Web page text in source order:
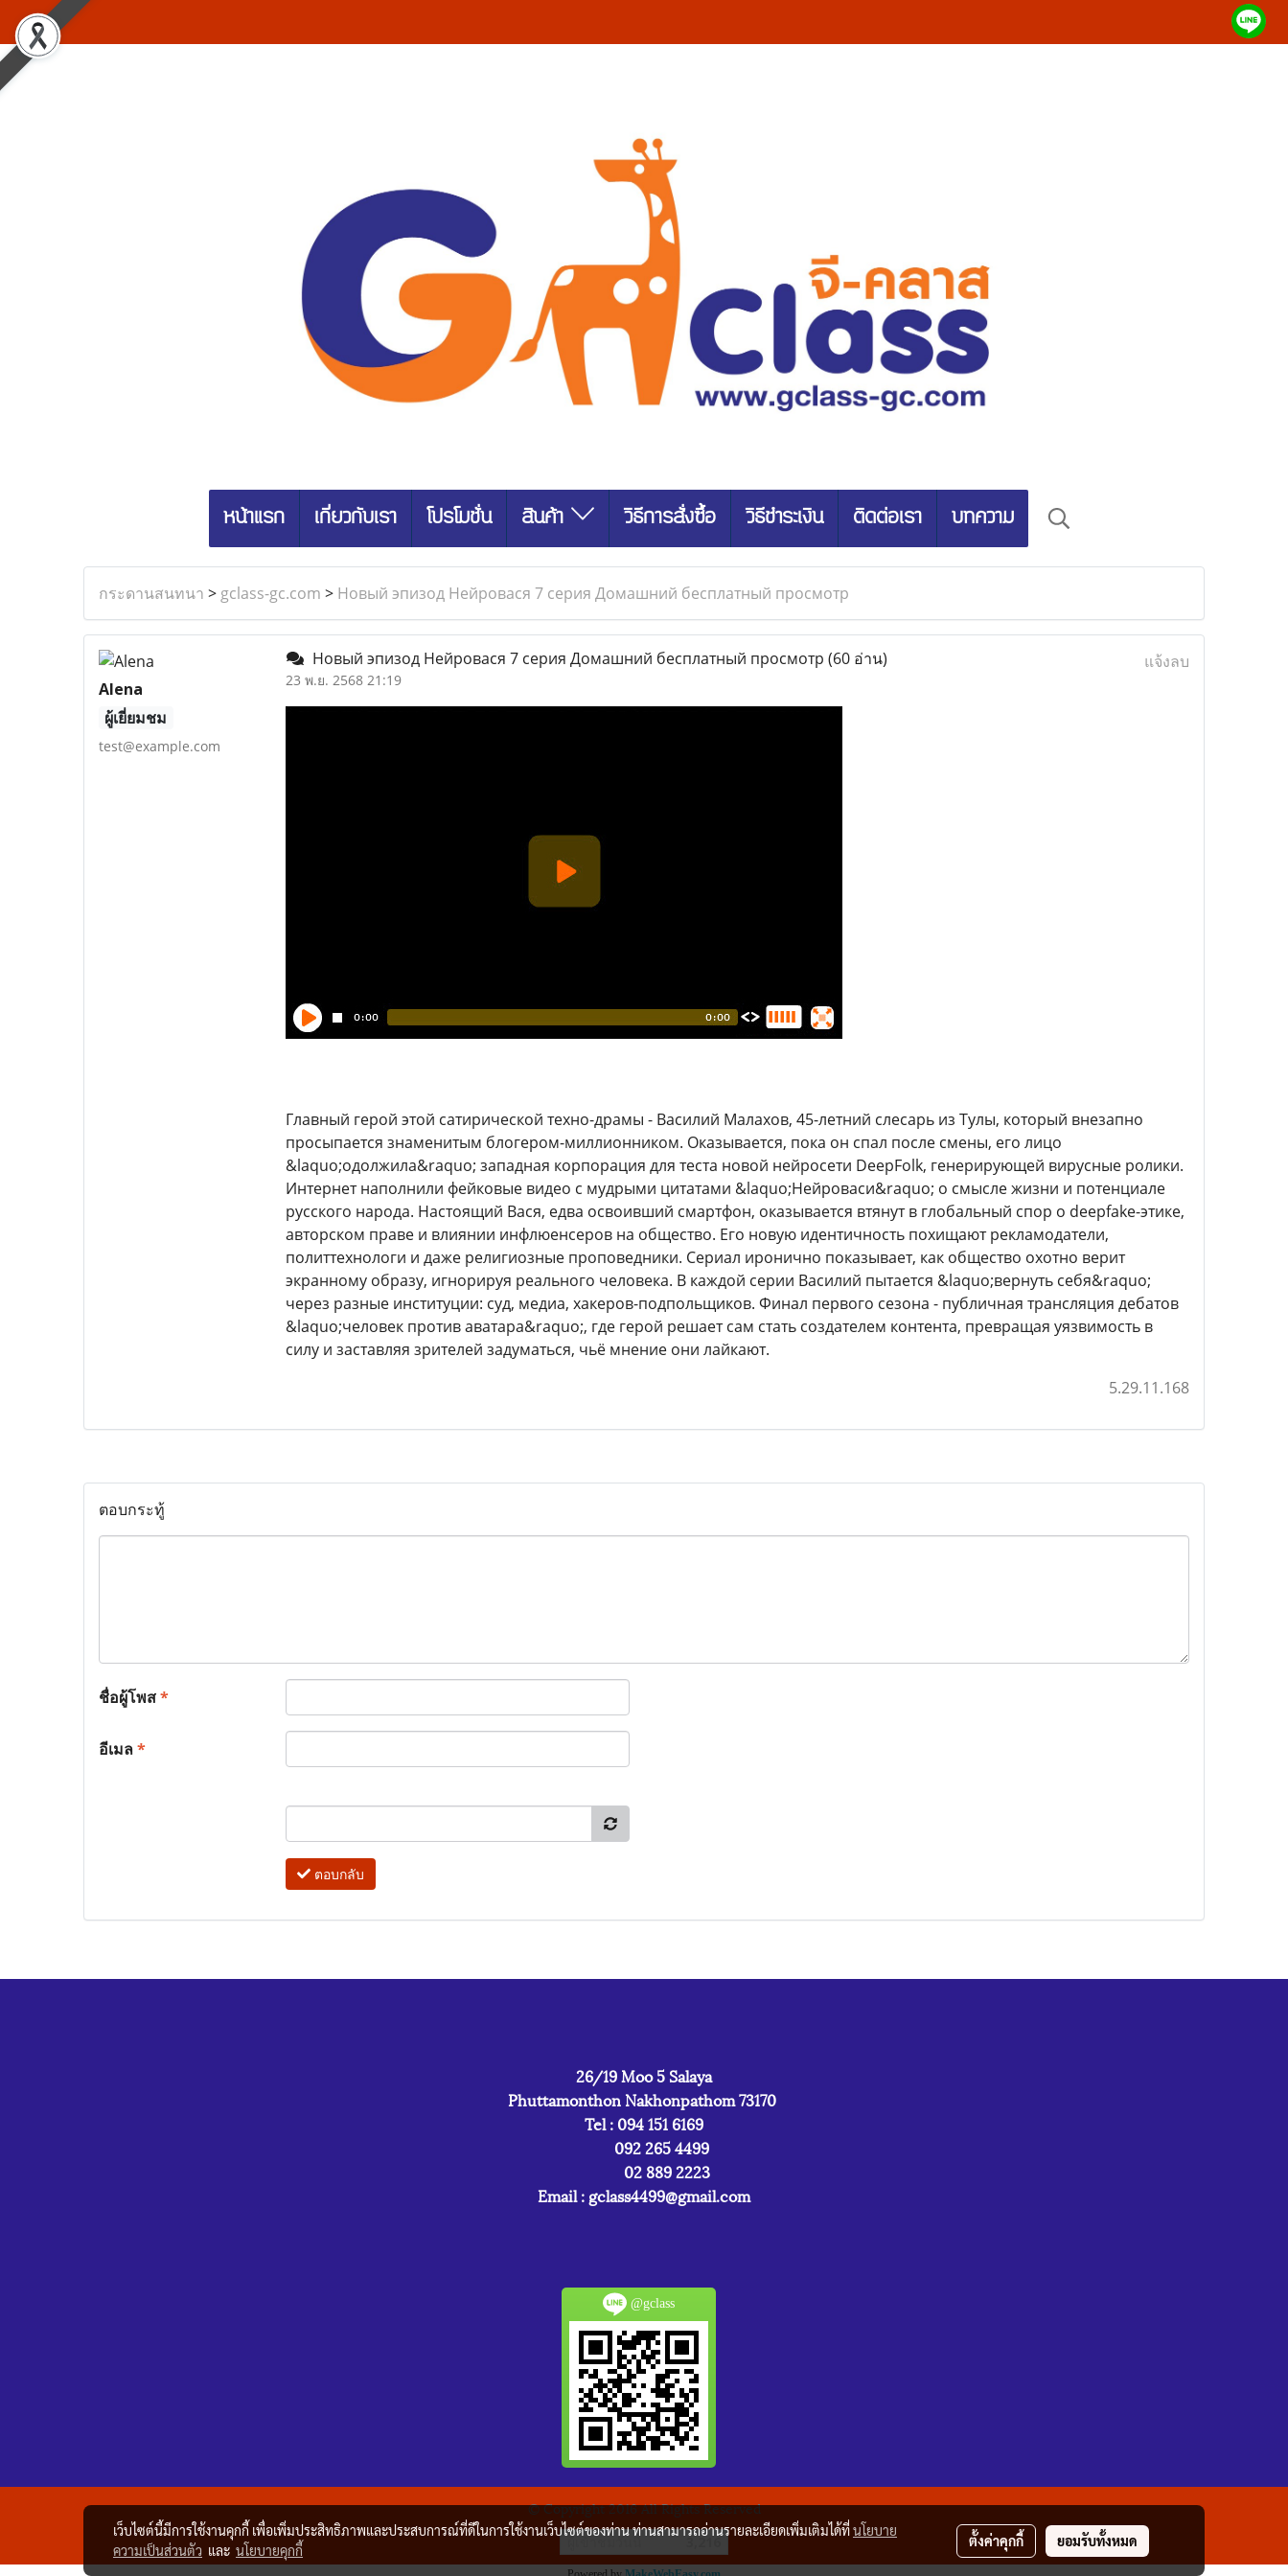
หน้าแรก เกี่ยวกับเรา โปรโมชั่น สินค้า วิธีการสั่งซื้อ วิธีชำระเงิน ติดต่อเรา บทความ
กระดานสนทนา > gclass-gc.com > Новый эпизод Нейровася 7 серия Домашний бесплатный просмотр
Alena
ผู้เยี่ยมชม
test@example.com
Новый эпизод Нейровася 7 серия Домашний бесплатный просмотр (60 อ่าน)
23 พ.ย. 2568 21:19
แจ้งลบ
Главный герой этой сатирической техно-драмы - Василий Малахов, 45-летний слесарь из Тулы, который внезапно
просыпается знаменитым блогером-миллионником. Оказывается, пока он спал после смены, его лицо
&laquo;одолжила&raquo; западная корпорация для теста новой нейросети DeepFolk, генерирующей вирусные ролики.
Интернет наполнили фейковые видео с мудрыми цитатами &laquo;Нейроваси&raquo; о смысле жизни и потенциале
русского народа. Настоящий Вася, едва освоивший смартфон, оказывается втянут в глобальный спор о deepfake-этике,
авторском праве и влиянии инфлюенсеров на общество. Его новую идентичность похищают рекламодатели,
политтехнологи и даже религиозные проповедники. Сериал иронично показывает, как общество охотно верит
экранному образу, игнорируя реального человека. В каждой серии Василий пытается &laquo;вернуть себя&raquo;
через разные институции: суд, медиа, хакеров-подпольщиков. Финал первого сезона - публичная трансляция дебатов
&laquo;человек против аватара&raquo;, где герой решает сам стать создателем контента, превращая уязвимость в
силу и заставляя зрителей задуматься, чьё мнение они лайкают.
5.29.11.168
ตอบกระทู้
ชื่อผู้โพส*
อีเมล*
ตอบกลับ
26/19 Moo 5 Salaya
Phuttamonthon Nakhonpathom 73170
Tel : 094 151 6169
092 265 4499
02 889 2223
Email : gclass4499@gmail.com
@gclass
© Copyright 2016 All Rights Reserved
ผู้เข้าชมวันนี้ 3,216
เว็บไซต์นี้มีการใช้งานคุกกี้ เพื่อเพิ่มประสิทธิภาพและประสบการณ์ที่ดีในการใช้งานเว็บไซต์ของท่าน ท่านสามารถอ่านรายละเอียดเพิ่มเติมได้ที่นโยบาย
ความเป็นส่วนตัว และ นโยบายคุกกี้
ตั้งค่าคุกกี้ ยอมรับทั้งหมด